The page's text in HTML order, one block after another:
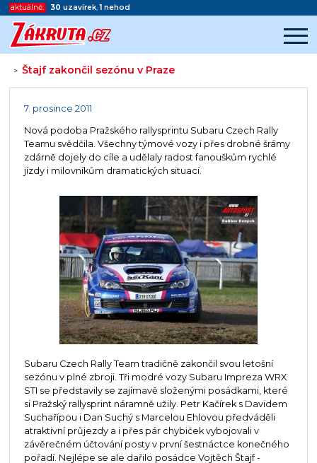
aktuálně: 30 uzavírek,1 nehod
>Štajf zakončil sezónu v Praze
Začátek reklamy
7. prosince 2011
Nová podoba Pražského rallysprintu Subaru Czech Rally
Teamu svědčila. Všechny týmové vozy i přes drobné šrámy
zdárně dojely do cíle a udělaly radost fanouškům rychlé
jízdy i milovníkům dramatických situací.
Subaru Czech Rally Team tradičně zakončil svou letošní
sezónu v plné zbroji. Tři modré vozy Subaru Impreza WRX
STI se představily se zajímavě složenými posádkami, které
si Pražský rallysprint náramně užily. Petr Kačírek s Davidem
Suchařípou i Dan Suchý s Marcelou Ehlovou předváděli
atraktivní průjezdy a i přes pár chybiček vybojovali v
závěrečném účtování posty v první šestnáctce konečného
pořadí. Nejlépe se ale dařilo posádce Vojtěch Štajf -